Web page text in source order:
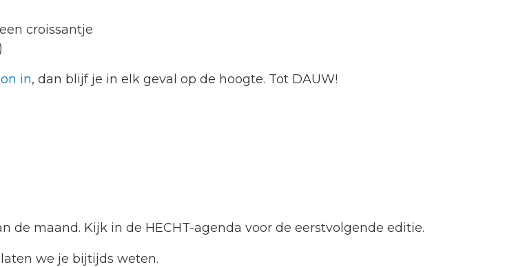
croissantje
in, dan blijf je in elk geval op de hoogte. Tot DAUW!
de maand. Kijk in de HECHT-agenda voor de eerstvolgende editie.
we je bijtijds weten.